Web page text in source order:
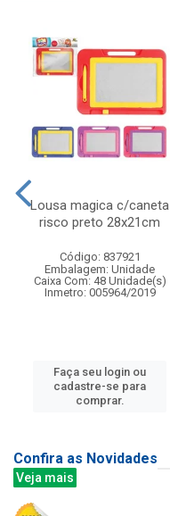
Lousa magica c/caneta
risco preto 28x21cm
Código: 837921
Embalagem: Unidade
Caixa Com: 48 Unidade(s)
Inmetro: 005964/2019
Faça seu login ou
cadastre-se para
comprar.
Confira as Novidades
Veja mais